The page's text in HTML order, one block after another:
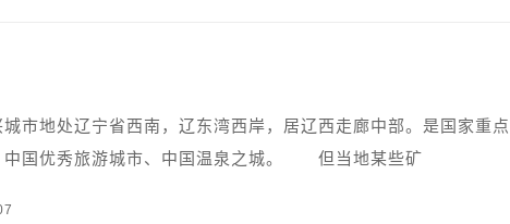
地处辽宁省西南，辽东湾西岸，居辽西走廊中部。是国家重点
中国优秀旅游城市、中国温泉之城。 但当地某些矿